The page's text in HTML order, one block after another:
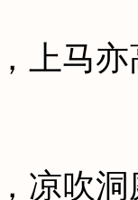
马亦
吹洞